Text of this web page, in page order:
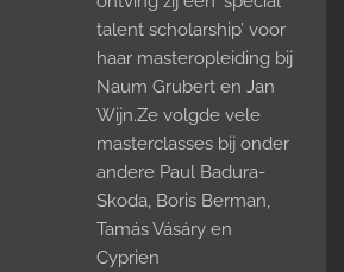
talent scholarship’ voor
haar masteropleiding bij
Naum Grubert en Jan
Wijn.Ze volgde vele
masterclasses bij onder
andere Paul Badura-
Skoda, Boris Berman,
Tamás Vásáry en
Cyprien